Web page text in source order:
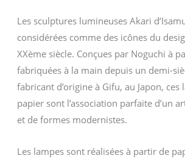
Les sculptures lumineuses Akari
considérées comme des icônes du
XXème siècle. Conçues par Noguchi à
fabriquées à la main depuis un demi-
fabricant d’origine à Gifu, au Japon, ces
papier sont l’association parfaite d’un
et de formes modernistes.
Les lampes sont réalisées à partir de